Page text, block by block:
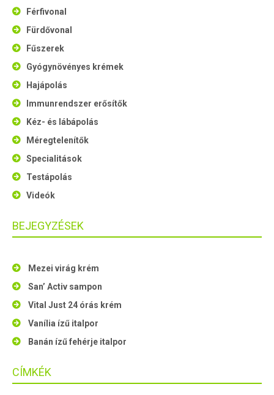
Férfivonal
Fürdővonal
Fűszerek
Gyógynövényes krémek
Hajápolás
Immunrendszer erősítők
Kéz- és lábápolás
Méregtelenítők
Specialitások
Testápolás
Videók
BEJEGYZÉSEK
Mezei virág krém
San’ Activ sampon
Vital Just 24 órás krém
Vanília ízű italpor
Banán ízű fehérje italpor
CÍMKÉK